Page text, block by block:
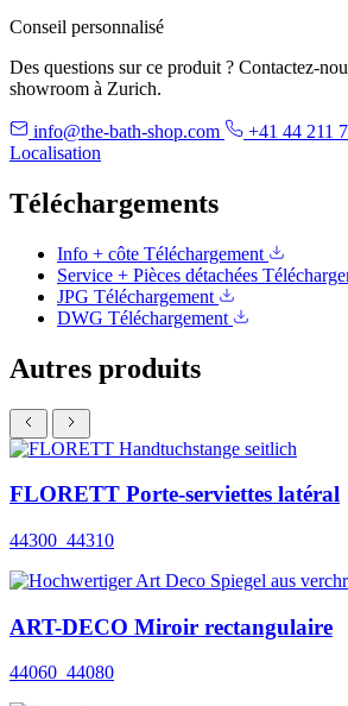
Conseil personnalisé
Des questions sur ce produit ? Contactez-
showroom à Zurich.
info@the-bath-shop.com +41 44 211
Localisation
Téléchargements
Info + côte Téléchargement
Service + Pièces détachées
JPG Téléchargement
DWG Téléchargement
Autres produits
FLORETT Porte-serviettes latéral
44300_44310
ART-DECO Miroir rectangulaire
44060_44080